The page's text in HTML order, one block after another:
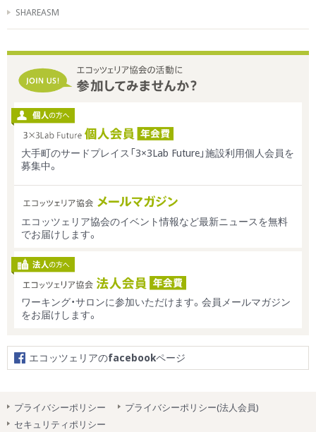
SHAREASM
大手町のサードプレイス「3×3Lab Future」施設利用個人会員を
募集中。
エコッツェリア協会のイベント情報など最新ニュースを無料
でお届けします。
ワーキング・サロンに参加いただけます。会員メールマガジン
をお届けします。
エコッツェリアのfacebookページ
プライバシーポリシー
プライバシーポリシー(法人会員)
セキュリティポリシー